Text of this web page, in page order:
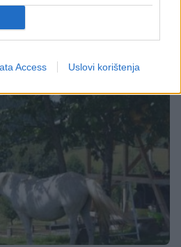
Access Uslovi korištenja